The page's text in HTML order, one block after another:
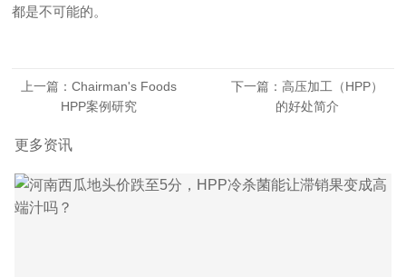
都是不可能的。
上一篇：Chairman's Foods
HPP案例研究
下一篇：高压加工（HPP）
的好处简介
更多资讯